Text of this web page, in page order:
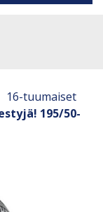
16-tuumaiset
195/50-